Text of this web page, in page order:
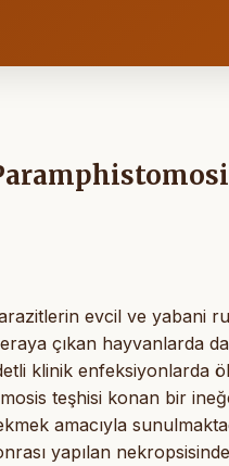
evcil ve yabani
çıkan hayvanlarda
klinik enfeksiyonlarda
teşhisi konan bir
amacıyla
yapılan